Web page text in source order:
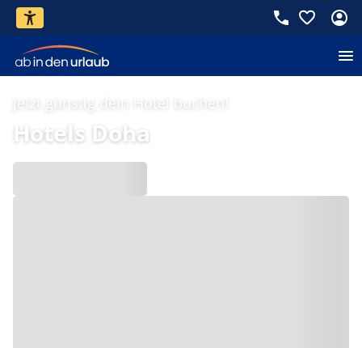
Jetzt günstig dein Hotel buchen!
Hotels Doha